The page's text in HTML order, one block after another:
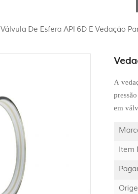
Válvula De Esfera API 6D E Vedação
A
em
Item